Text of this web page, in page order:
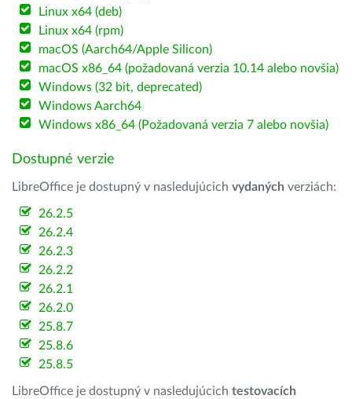
Linux x64 (deb)
Linux x64 (rpm)
macOS (Aarch64/Apple Silicon)
macOS x86_64 (požadovaná verzia 10.14 alebo novšia)
Windows (32 bit, deprecated)
Windows Aarch64
Windows x86_64 (Požadovaná verzia 7 alebo novšia)
Dostupné verzie
LibreOffice je dostupný v nasledujúcich vydaných verziách:
26.2.5
26.2.4
26.2.3
26.2.2
26.2.1
26.2.0
25.8.7
25.8.6
25.8.5
LibreOffice je dostupný v nasledujúcich testovacích